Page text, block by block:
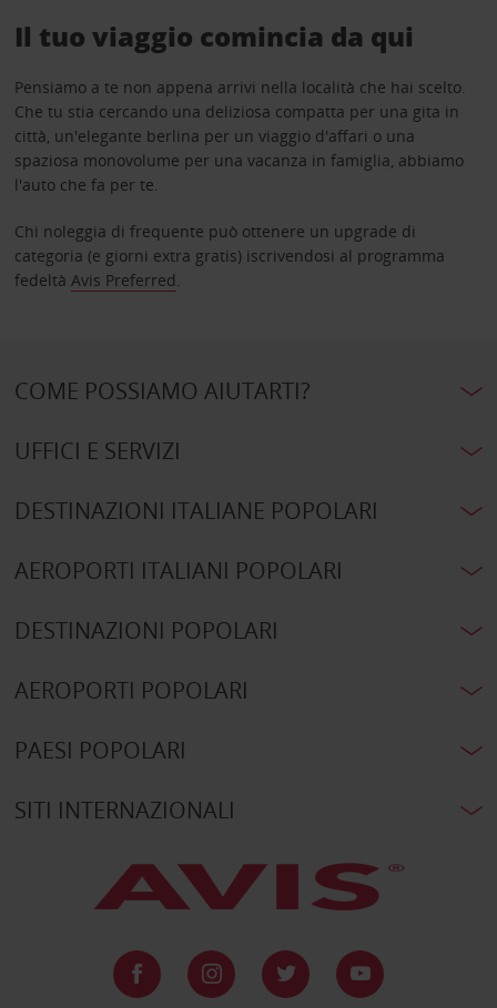
Il tuo viaggio comincia da qui
Pensiamo a te non appena arrivi nella località che hai scelto.
Che tu stia cercando una deliziosa compatta per una gita in
città, un'elegante berlina per un viaggio d'affari o una
spaziosa monovolume per una vacanza in famiglia, abbiamo
l'auto che fa per te.
Chi noleggia di frequente può ottenere un upgrade di
categoria (e giorni extra gratis) iscrivendosi al programma
fedeltà Avis Preferred.
COME POSSIAMO AIUTARTI?
UFFICI E SERVIZI
DESTINAZIONI ITALIANE POPOLARI
AEROPORTI ITALIANI POPOLARI
DESTINAZIONI POPOLARI
AEROPORTI POPOLARI
PAESI POPOLARI
SITI INTERNAZIONALI